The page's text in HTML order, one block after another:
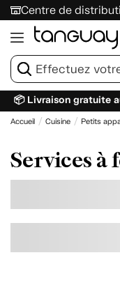
Centre de
📦 Livraison gratuite
Accueil Cuisine Petits
Services à